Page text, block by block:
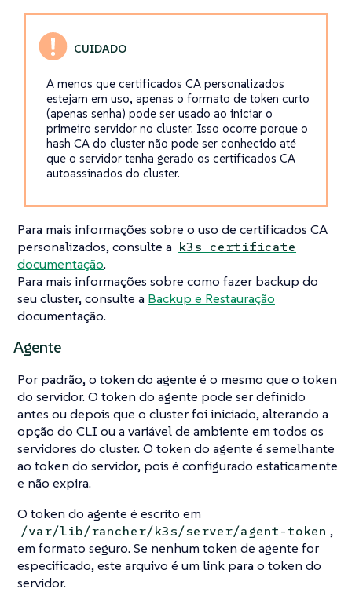
A menos que certificados CA personalizados
estejam em uso, apenas o formato de token curto
(apenas senha) pode ser usado ao iniciar o
primeiro servidor no cluster. Isso ocorre porque o
hash CA do cluster não pode ser conhecido até
que o servidor tenha gerado os certificados CA
autoassinados do cluster.
Para mais informações sobre o uso de certificados CA
personalizados, consulte a k3s certificate
documentação.
Para mais informações sobre como fazer backup do
seu cluster, consulte a Backup e Restauração
documentação.
Agente
Por padrão, o token do agente é o mesmo que o token
do servidor. O token do agente pode ser definido
antes ou depois que o cluster foi iniciado, alterando a
opção do CLI ou a variável de ambiente em todos os
servidores do cluster. O token do agente é semelhante
ao token do servidor, pois é configurado estaticamente
e não expira.
O token do agente é escrito em
/var/lib/rancher/k3s/server/agent-token ,
em formato seguro. Se nenhum token de agente for
especificado, este arquivo é um link para o token do
servidor.